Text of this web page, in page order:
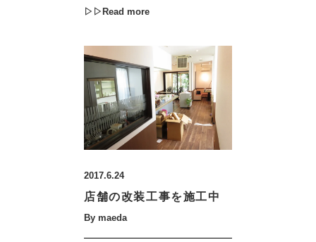
▷▷Read more
2017.6.24
店舗の改装工事を施工中
By maeda